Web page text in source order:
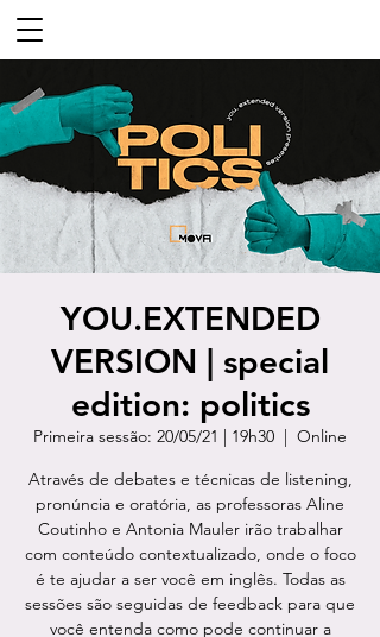
YOU.EXTENDED
VERSION | special
edition: politics
Primeira sessão: 20/05/21 | 19h30
  |
Online
Através de debates e técnicas de listening,
pronúncia e oratória, as professoras Aline
Coutinho e Antonia Mauler irão trabalhar
com conteúdo contextualizado, onde o foco
é te ajudar a ser você em inglês. Todas as
sessões são seguidas de feedback para que
você entenda como pode continuar a